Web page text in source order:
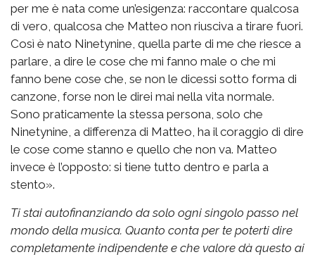
per me è nata come un’esigenza: raccontare qualcosa
di vero, qualcosa che Matteo non riusciva a tirare fuori.
Così è nato Ninetynine, quella parte di me che riesce a
parlare, a dire le cose che mi fanno male o che mi
fanno bene cose che, se non le dicessi sotto forma di
canzone, forse non le direi mai nella vita normale.
Sono praticamente la stessa persona, solo che
Ninetynine, a differenza di Matteo, ha il coraggio di dire
le cose come stanno e quello che non va. Matteo
invece è l’opposto: si tiene tutto dentro e parla a
stento».
Ti stai autofinanziando da solo ogni singolo passo nel
mondo della musica. Quanto conta per te poterti dire
completamente indipendente e che valore dà questo ai